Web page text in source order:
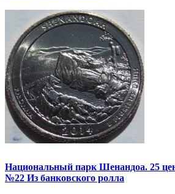
Национальный парк Шенандоа. 25
№22 Из банковского ролла